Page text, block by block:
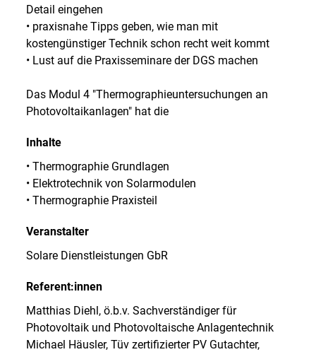
Detail eingehen
• praxisnahe Tipps geben, wie man mit
kostengünstiger Technik schon recht weit kommt
• Lust auf die Praxisseminare der DGS machen
Das Modul 4 "Thermographieuntersuchungen an
Photovoltaikanlagen" hat die
Inhalte
• Thermographie Grundlagen
• Elektrotechnik von Solarmodulen
• Thermographie Praxisteil
Veranstalter
Solare Dienstleistungen GbR
Referent:innen
Matthias Diehl, ö.b.v. Sachverständiger für
Photovoltaik und Photovoltaische Anlagentechnik
Michael Häusler, Tüv zertifizierter PV Gutachter,